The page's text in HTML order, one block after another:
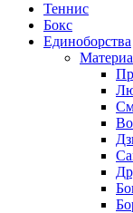
Теннис
Бокс
Единоборства